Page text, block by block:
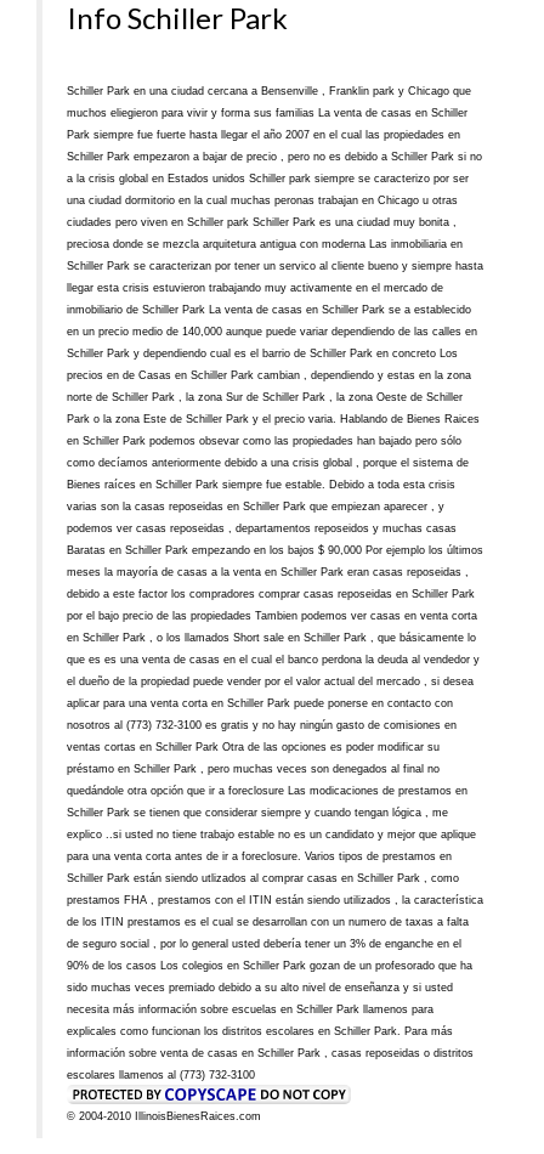
Info Schiller Park
Schiller Park en una ciudad cercana a Bensenville , Franklin park y Chicago que
muchos eliegieron para vivir y forma sus familias La venta de casas en Schiller
Park siempre fue fuerte hasta llegar el año 2007 en el cual las propiedades en
Schiller Park empezaron a bajar de precio , pero no es debido a Schiller Park si no
a la crisis global en Estados unidos Schiller park siempre se caracterizo por ser
una ciudad dormitorio en la cual muchas peronas trabajan en Chicago u otras
ciudades pero viven en Schiller park Schiller Park es una ciudad muy bonita ,
preciosa donde se mezcla arquitetura antigua con moderna Las inmobiliaria en
Schiller Park se caracterizan por tener un servico al cliente bueno y siempre hasta
llegar esta crisis estuvieron trabajando muy activamente en el mercado de
inmobiliario de Schiller Park La venta de casas en Schiller Park se a establecido
en un precio medio de 140,000 aunque puede variar dependiendo de las calles en
Schiller Park y dependiendo cual es el barrio de Schiller Park en concreto Los
precios en de Casas en Schiller Park cambian , dependiendo y estas en la zona
norte de Schiller Park , la zona Sur de Schiller Park , la zona Oeste de Schiller
Park o la zona Este de Schiller Park y el precio varia. Hablando de Bienes Raices
en Schiller Park podemos obsevar como las propiedades han bajado pero sólo
como decíamos anteriormente debido a una crisis global , porque el sistema de
Bienes raíces en Schiller Park siempre fue estable. Debido a toda esta crisis
varias son la casas reposeidas en Schiller Park que empiezan aparecer , y
podemos ver casas reposeidas , departamentos reposeidos y muchas casas
Baratas en Schiller Park empezando en los bajos $ 90,000 Por ejemplo los últimos
meses la mayoría de casas a la venta en Schiller Park eran casas reposeidas ,
debido a este factor los compradores comprar casas reposeidas en Schiller Park
por el bajo precio de las propiedades Tambien podemos ver casas en venta corta
en Schiller Park , o los llamados Short sale en Schiller Park , que básicamente lo
que es es una venta de casas en el cual el banco perdona la deuda al vendedor y
el dueño de la propiedad puede vender por el valor actual del mercado , si desea
aplicar para una venta corta en Schiller Park puede ponerse en contacto con
nosotros al (773) 732-3100 es gratis y no hay ningún gasto de comisiones en
ventas cortas en Schiller Park Otra de las opciones es poder modificar su
préstamo en Schiller Park , pero muchas veces son denegados al final no
quedándole otra opción que ir a foreclosure Las modicaciones de prestamos en
Schiller Park se tienen que considerar siempre y cuando tengan lógica , me
explico ..si usted no tiene trabajo estable no es un candidato y mejor que aplique
para una venta corta antes de ir a foreclosure. Varios tipos de prestamos en
Schiller Park están siendo utlizados al comprar casas en Schiller Park , como
prestamos FHA , prestamos con el ITIN están siendo utilizados , la característica
de los ITIN prestamos es el cual se desarrollan con un numero de taxas a falta
de seguro social , por lo general usted debería tener un 3% de enganche en el
90% de los casos Los colegios en Schiller Park gozan de un profesorado que ha
sido muchas veces premiado debido a su alto nivel de enseñanza y si usted
necesita más información sobre escuelas en Schiller Park llamenos para
explicales como funcionan los distritos escolares en Schiller Park. Para más
información sobre venta de casas en Schiller Park , casas reposeidas o distritos
escolares llamenos al (773) 732-3100
© 2004-2010 IllinoisBienesRaices.com